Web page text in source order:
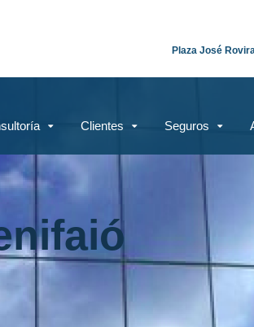
Plaza José
Clientes Seguros